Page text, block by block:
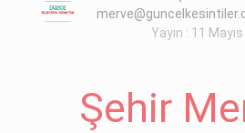
Yayın : 11
Şehir